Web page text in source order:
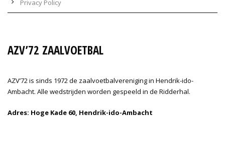
Privacy Policy
AZV’72 ZAALVOETBAL
AZV’72 is sinds 1972 de zaalvoetbalvereniging in Hendrik-ido-
Ambacht. Alle wedstrijden worden gespeeld in de Ridderhal.
Adres: Hoge Kade 60, Hendrik-ido-Ambacht